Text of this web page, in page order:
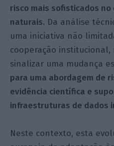
risco mais sofisticados
naturais. Da análise
uma iniciativa não
cooperação
sinalizar uma mudança
para uma abordagem de
evidência científica e
infraestruturas de dados
Neste contexto, esta